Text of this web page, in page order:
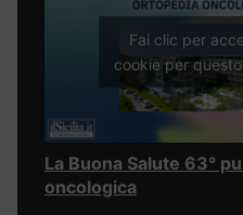
Fai clic per
cookie per
La Buona Salute 63°
oncologica